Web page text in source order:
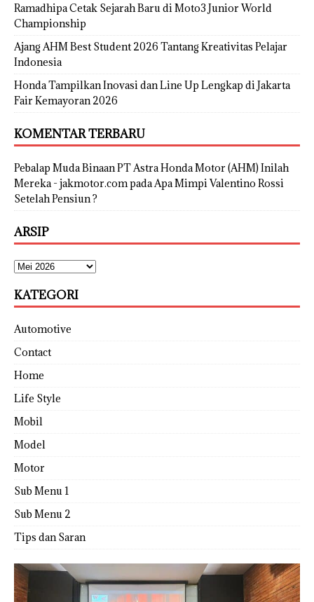
Ramadhipa Cetak Sejarah Baru di Moto3 Junior World
Championship
Ajang AHM Best Student 2026 Tantang Kreativitas Pelajar
Indonesia
Honda Tampilkan Inovasi dan Line Up Lengkap di Jakarta
Fair Kemayoran 2026
KOMENTAR TERBARU
Pebalap Muda Binaan PT Astra Honda Motor (AHM) Inilah
Mereka - jakmotor.compada Apa Mimpi Valentino Rossi
Setelah Pensiun ?
ARSIP
KATEGORI
Automotive
Contact
Home
Life Style
Mobil
Model
Motor
Sub Menu 1
Sub Menu 2
Tips dan Saran